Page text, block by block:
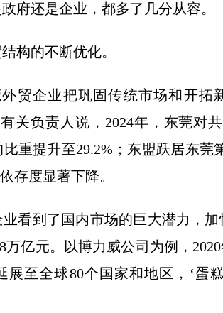
府还是企业，都多了几分从容。
的不断优化。
企业把巩固传统市场和开拓
关负责人说，2024年，东莞对
重提升至29.2%；东盟跃居东
存度显著下降。
到了国内市场的巨大潜力，加
万亿元。以博力威公司为例，
展至全球80个国家和地区，‘蛋